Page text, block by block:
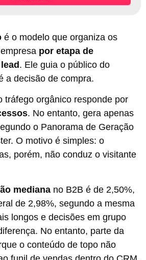
é o modelo que organiza os
por etapa de
. Ele guia o público do
a decisão de compra.
tráfego orgânico responde por
. No entanto, gera apenas
o Panorama de Geração
O motivo é simples: o
porém, não conduz o visitante
mediana no B2B é de 2,50%,
de 2,98%, segundo a mesma
longos e decisões em grupo
No entanto, parte da
o conteúdo de topo não